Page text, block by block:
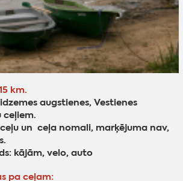
km.
augstienes, Vestienes
ceļiem.
un ceļa nomali, marķējuma nav,
kājām, velo, auto
pa ceļam: